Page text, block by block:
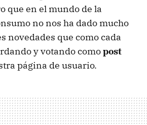
que en el mundo de la
no nos ha dado mucho
novedades que como cada
y votando comopost
página de usuario.